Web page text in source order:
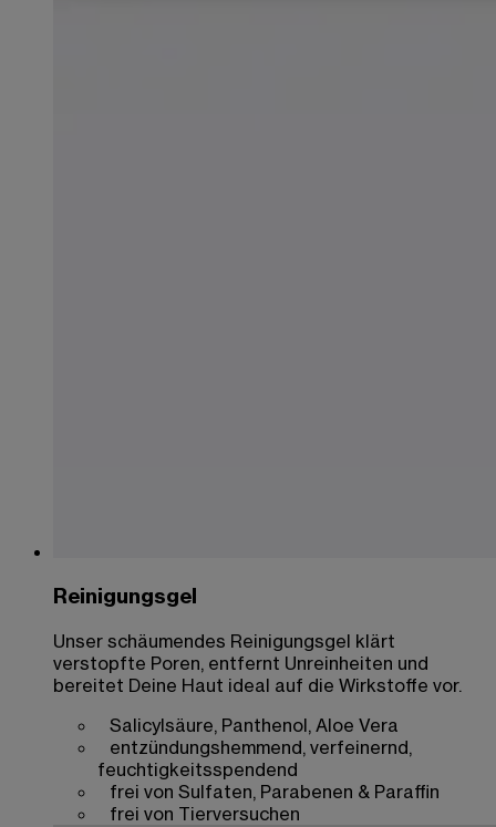
Reinigungsgel
Unser schäumendes Reinigungsgel klärt
verstopfte Poren, entfernt Unreinheiten und
bereitet Deine Haut ideal auf die Wirkstoffe vor.
Salicylsäure, Panthenol, Aloe Vera
entzündungshemmend, verfeinernd,
feuchtigkeitsspendend
frei von Sulfaten, Parabenen & Paraffin
frei von Tierversuchen